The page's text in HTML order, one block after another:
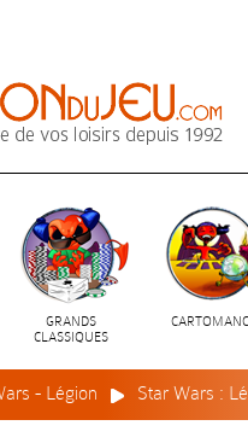
GRANDS
CLASSIQUES
- Légion Star Wars :